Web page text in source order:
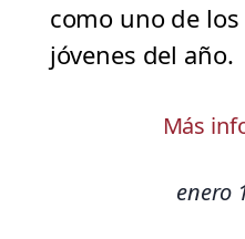
como uno de
jóvenes del año.
Más
enero